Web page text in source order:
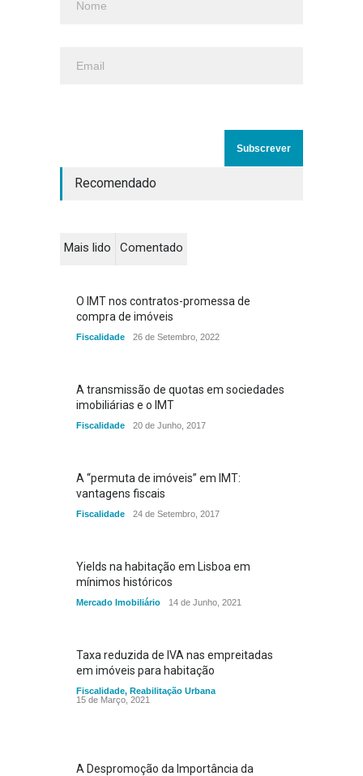
Recomendado
Mais lido Comentado
O IMT nos contratos-promessa de
compra de imóveis
Fiscalidade 26 de Setembro, 2022
A transmissão de quotas em sociedades
imobiliárias e o IMT
Fiscalidade 20 de Junho, 2017
A “permuta de imóveis” em IMT:
vantagens fiscais
Fiscalidade 24 de Setembro, 2017
Yields na habitação em Lisboa em
mínimos históricos
Mercado Imobiliário 14 de Junho, 2021
Taxa reduzida de IVA nas empreitadas
em imóveis para habitação
Fiscalidade, Reabilitação Urbana
15 de Março, 2021
A Despromoção da Importância da